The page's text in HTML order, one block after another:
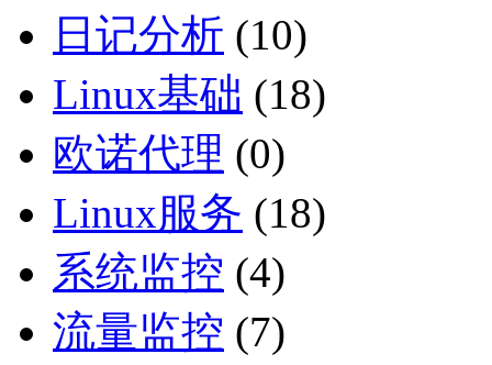
日记分析 (10)
Linux基础 (18)
欧诺代理 (0)
Linux服务 (18)
系统监控 (4)
流量监控 (7)